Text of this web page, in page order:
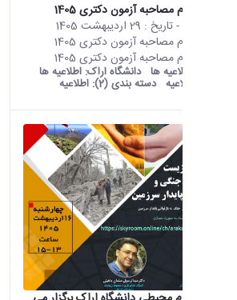
اطلاعیه ثبت نام مصاحبه آزمون دکتری 1405
- تاریخ : 29 اردیبهشت 1405
اطلاعیه ثبت نام مصاحبه آزمون دکتری 1405
اطلاعیه ثبت نام مصاحبه آزمون دکتری 1405
اطلاعیه ها دانشگاه اراک: اطلاعیه ها
اطلاعیه دسته بندی (2): اطلاعیه